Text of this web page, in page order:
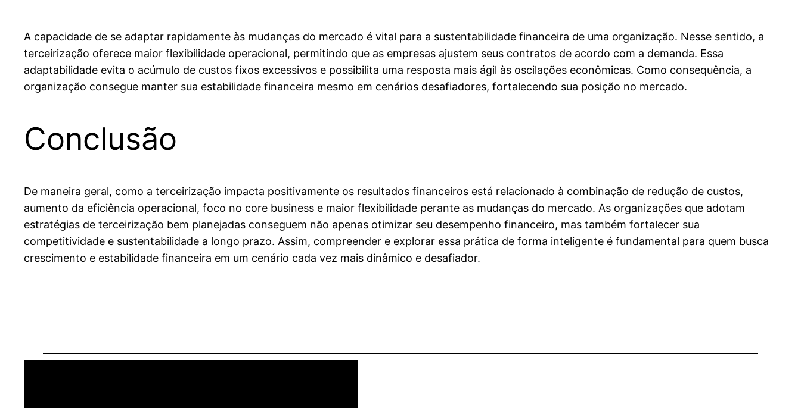
A capacidade de se adaptar rapidamente às mudanças do mercado é vital para a sustentabilidade financeira de uma organização. Nesse sentido, a
terceirização oferece maior flexibilidade operacional, permitindo que as empresas ajustem seus contratos de acordo com a demanda. Essa
adaptabilidade evita o acúmulo de custos fixos excessivos e possibilita uma resposta mais ágil às oscilações econômicas. Como consequência, a
organização consegue manter sua estabilidade financeira mesmo em cenários desafiadores, fortalecendo sua posição no mercado.
Conclusão
De maneira geral, como a terceirização impacta positivamente os resultados financeiros está relacionado à combinação de redução de custos,
aumento da eficiência operacional, foco no core business e maior flexibilidade perante as mudanças do mercado. As organizações que adotam
estratégias de terceirização bem planejadas conseguem não apenas otimizar seu desempenho financeiro, mas também fortalecer sua
competitividade e sustentabilidade a longo prazo. Assim, compreender e explorar essa prática de forma inteligente é fundamental para quem busca
crescimento e estabilidade financeira em um cenário cada vez mais dinâmico e desafiador.